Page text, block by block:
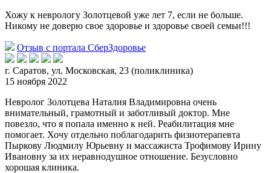
Хожу к неврологу Золотцевой уже лет 7, если не больше.
Никому не доверю свое здоровье и здоровье своей семьи!!!
Отзыв с портала СберЗдоровье
г. Саратов, ул. Московская, 23 (поликлиника)
15 ноября 2022
Невролог Золотцева Наталия Владимировна очень
внимательный, грамотный и заботливый доктор. Мне
повезло, что я попала именно к ней. Реабилитация мне
помогает. Хочу отдельно поблагодарить физиотерапевта
Пыркову Людмилу Юрьевну и массажиста Трофимову Ирину
Ивановну за их неравнодушное отношение. Безусловно
хорошая клиника.